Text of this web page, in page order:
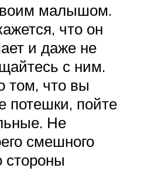
малышом.
что он
и даже не
с ним.
том, что вы
потешки, пойте
Не
смешного
стороны